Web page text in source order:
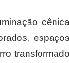
cênica
espaços
transformado